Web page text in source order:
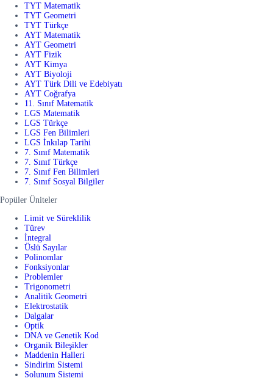
TYT Matematik
TYT Geometri
TYT Türkçe
AYT Matematik
AYT Geometri
AYT Fizik
AYT Kimya
AYT Biyoloji
AYT Türk Dili ve Edebiyatı
AYT Coğrafya
11. Sınıf Matematik
LGS Matematik
LGS Türkçe
LGS Fen Bilimleri
LGS İnkılap Tarihi
7. Sınıf Matematik
7. Sınıf Türkçe
7. Sınıf Fen Bilimleri
7. Sınıf Sosyal Bilgiler
Popüler Üniteler
Limit ve Süreklilik
Türev
İntegral
Üslü Sayılar
Polinomlar
Fonksiyonlar
Problemler
Trigonometri
Analitik Geometri
Elektrostatik
Dalgalar
Optik
DNA ve Genetik Kod
Organik Bileşikler
Maddenin Halleri
Sindirim Sistemi
Solunum Sistemi